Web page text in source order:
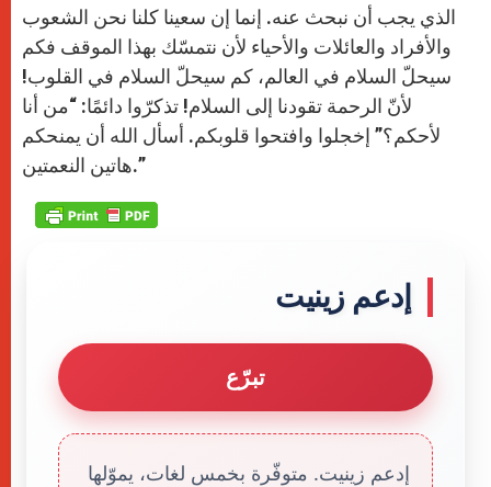
الذي يجب أن نبحث عنه. إنما إن سعينا كلنا نحن الشعوب
والأفراد والعائلات والأحياء لأن نتمسّك بهذا الموقف فكم
سيحلّ السلام في العالم، كم سيحلّ السلام في القلوب!
لأنّ الرحمة تقودنا إلى السلام! تذكرّوا دائمًا: “من أنا
لأحكم؟” إخجلوا وافتحوا قلوبكم. أسأل الله أن يمنحكم
هاتين النعمتين.”
إدعم زينيت
تبرّع
إدعم زينيت. متوفّرة بخمس لغات، يموّلها